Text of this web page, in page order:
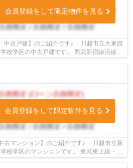
会員登録をして限定物件を見る
】のご紹介です♪ 川越市立大東西
中古戸建です。 西武新宿線沿線の
会員登録をして限定物件を見る
マンション】のご紹介です♪ 川越市立新
校学区のマンションです。 東武東上線・川